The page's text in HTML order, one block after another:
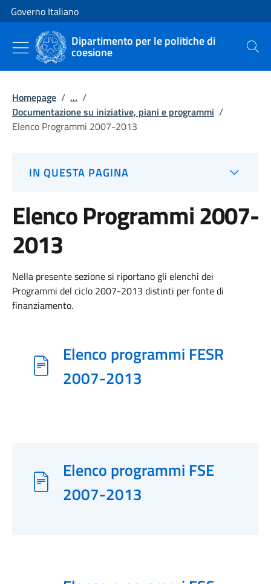
Vai al contenuto
Vai alla navigazione del sito
Governo Italiano
Dipartimento per le politiche di
coesione Cerca
Homepage / ... /
Documentazione su iniziative, piani e programmi /
Elenco Programmi 2007-2013
IN QUESTA PAGINA
Elenco Programmi 2007-
2013
Nella presente sezione si riportano gli elenchi dei
Programmi del ciclo 2007-2013 distinti per fonte di
finanziamento.
Elenco programmi FESR
2007-2013
Elenco programmi FSE
2007-2013